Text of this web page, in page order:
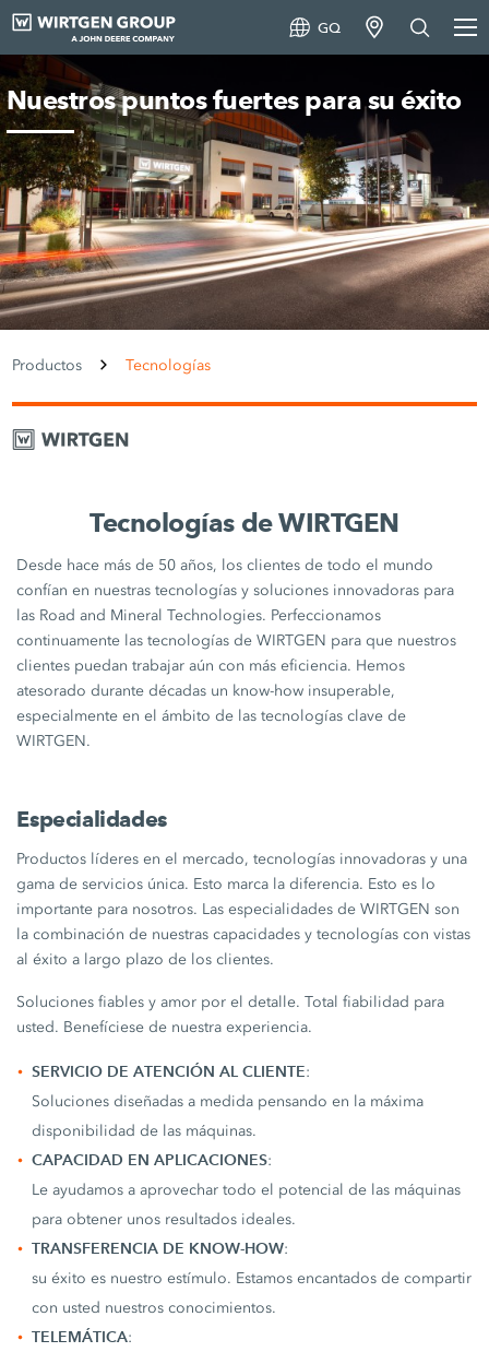
GQ
Nuestros puntos fuertes para su éxito
Productos Tecnologías
Tecnologías de WIRTGEN
Desde hace más de 50 años, los clientes de todo el mundo
confían en nuestras tecnologías y soluciones innovadoras para
las Road and Mineral Technologies. Perfeccionamos
continuamente las tecnologías de WIRTGEN para que nuestros
clientes puedan trabajar aún con más eficiencia. Hemos
atesorado durante décadas un know-how insuperable,
especialmente en el ámbito de las tecnologías clave de
WIRTGEN.
Especialidades
Productos líderes en el mercado, tecnologías innovadoras y una
gama de servicios única. Esto marca la diferencia. Esto es lo
importante para nosotros. Las especialidades de WIRTGEN son
la combinación de nuestras capacidades y tecnologías con vistas
al éxito a largo plazo de los clientes.
Soluciones fiables y amor por el detalle. Total fiabilidad para
usted. Benefíciese de nuestra experiencia.
SERVICIO DE ATENCIÓN AL CLIENTE:
Soluciones diseñadas a medida pensando en la máxima
disponibilidad de las máquinas.
CAPACIDAD EN APLICACIONES:
Le ayudamos a aprovechar todo el potencial de las máquinas
para obtener unos resultados ideales.
TRANSFERENCIA DE KNOW-HOW:
su éxito es nuestro estímulo. Estamos encantados de compartir
con usted nuestros conocimientos.
TELEMÁTICA: